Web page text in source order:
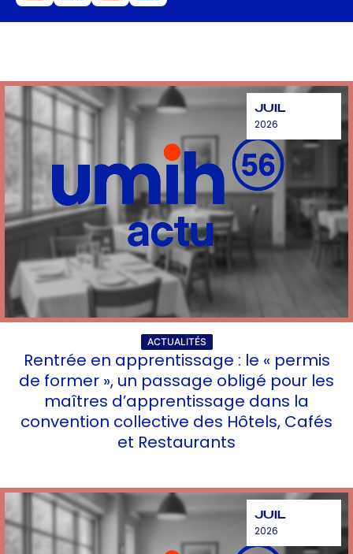
JUIL
2026
ACTUALITÉS
Rentrée en apprentissage : le « permis
de former », un passage obligé pour les
maîtres d’apprentissage dans la
convention collective des Hôtels, Cafés
et Restaurants
JUIL
2026